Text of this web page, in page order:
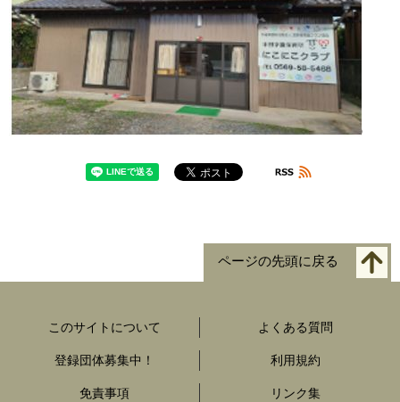
ページの先頭に戻る
このサイトについて よくある質問
登録団体募集中！ 利用規約
免責事項 リンク集